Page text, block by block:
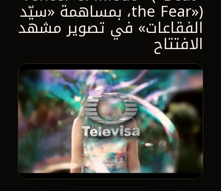
the Fear»)، بمساهمة «سيّد
الفقاعات» في تصوير مشهد
الافتتاح